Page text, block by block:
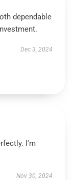
dependable
Dec 3, 2024
I'm
Nov 30, 2024